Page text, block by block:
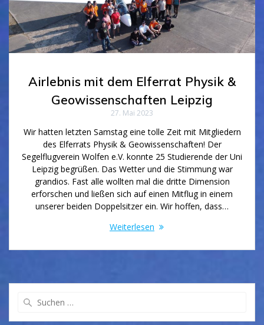
Airlebnis mit dem Elferrat Physik &
Geowissenschaften Leipzig
27. Mai 2023
Wir hatten letzten Samstag eine tolle Zeit mit Mitgliedern
des Elferrats Physik & Geowissenschaften! Der
Segelflugverein Wolfen e.V. konnte 25 Studierende der Uni
Leipzig begrüßen. Das Wetter und die Stimmung war
grandios. Fast alle wollten mal die dritte Dimension
erforschen und ließen sich auf einen Mitflug in einem
unserer beiden Doppelsitzer ein. Wir hoffen, dass…
Weiterlesen